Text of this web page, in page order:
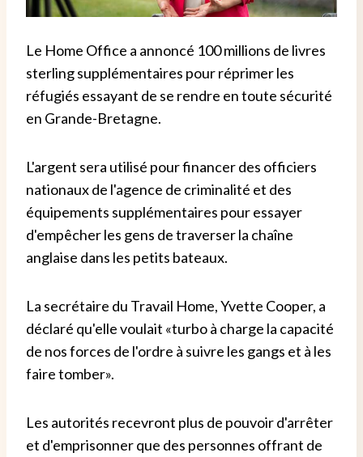
Le Home Office a annoncé 100 millions de livres
sterling supplémentaires pour réprimer les
réfugiés essayant de se rendre en toute sécurité
en Grande-Bretagne.
L'argent sera utilisé pour financer des officiers
nationaux de l'agence de criminalité et des
équipements supplémentaires pour essayer
d'empêcher les gens de traverser la chaîne
anglaise dans les petits bateaux.
La secrétaire du Travail Home, Yvette Cooper, a
déclaré qu'elle voulait «turbo à charge la capacité
de nos forces de l'ordre à suivre les gangs et à les
faire tomber».
Les autorités recevront plus de pouvoir d'arrêter
et d'emprisonner que des personnes offrant de